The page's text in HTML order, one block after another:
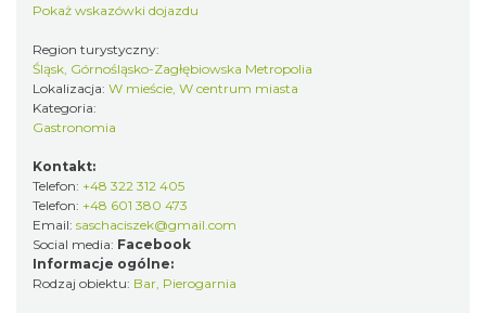
Pokaż wskazówki dojazdu
Region turystyczny:
Śląsk, Górnośląsko-Zagłębiowska Metropolia
Lokalizacja: W mieście, W centrum miasta
Kategoria:
Gastronomia
Kontakt:
Telefon: +48 322 312 405
Telefon: +48 601 380 473
Email: saschaciszek@gmail.com
Social media: Facebook
Informacje ogólne:
Rodzaj obiektu: Bar, Pierogarnia